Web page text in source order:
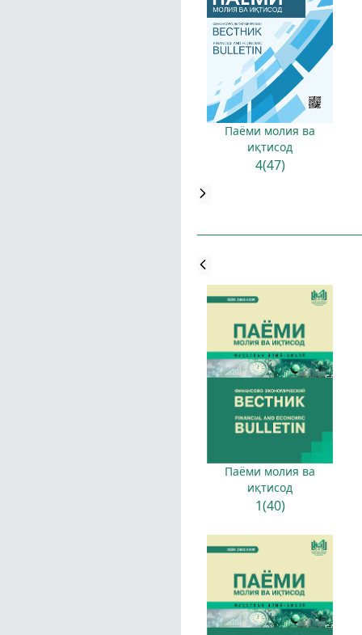
Паёми молия ва
иқтисод
4(47)
Паёми молия ва
иқтисод
1(40)